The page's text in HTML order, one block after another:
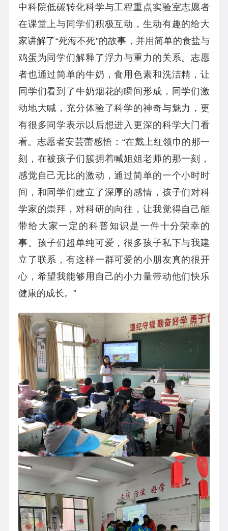
中科院低碳转化科学与工程重点实验室志愿者
在课堂上与同学们积极互动，生动有趣的给大
家讲解了“死海不死”的故事，并用简单的食盐与
鸡蛋为同学们解释了浮力与重力的关系。志愿
者也通过简单的牛奶，食用色素和洗洁精，让
同学们看到了牛奶烟花的瞬间形成，同学们激
动地大喊，充分体验了科学的神奇与魅力，更
有很多同学表示以后想进入更深的科学大门看
看。志愿者安芸蕾感悟：“在戴上红领巾的那一
刻，在被孩子们簇拥着喊姐姐老师的那一刻，
感觉自己无比的激动，通过简单的一个小时时
间，和同学们建立了深厚的感情，孩子们对科
学家的崇拜，对科研的向往，让我觉得自己能
带给大家一定的科普知识是一件十分荣幸的
事。孩子们超单纯可爱，很多孩子私下与我建
立了联系，有这样一群可爱的小朋友真的很开
心，希望我能够用自己的小力量带动他们快乐
健康的成长。”